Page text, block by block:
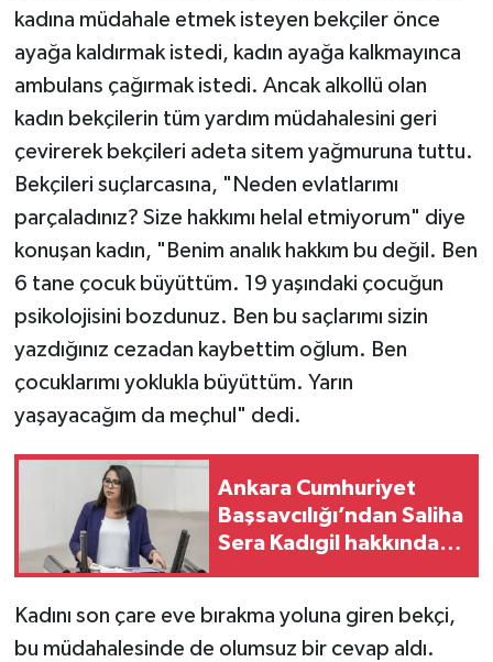
kadına müdahale etmek isteyen bekçiler önce
ayağa kaldırmak istedi, kadın ayağa kalkmayınca
ambulans çağırmak istedi. Ancak alkollü olan
kadın bekçilerin tüm yardım müdahalesini geri
çevirerek bekçileri adeta sitem yağmuruna tuttu.
Bekçileri suçlarcasına, "Neden evlatlarımı
parçaladınız? Size hakkımı helal etmiyorum" diye
konuşan kadın, "Benim analık hakkım bu değil. Ben
6 tane çocuk büyüttüm. 19 yaşındaki çocuğun
psikolojisini bozdunuz. Ben bu saçlarımı sizin
yazdığınız cezadan kaybettim oğlum. Ben
çocuklarımı yoklukla büyüttüm. Yarın
yaşayacağım da meçhul" dedi.
Ankara Cumhuriyet
Başsavcılığı’ndan Saliha
Sera Kadıgil hakkında
Kadını son çare eve bırakma yoluna giren bekçi,
bu müdahalesinde de olumsuz bir cevap aldı.